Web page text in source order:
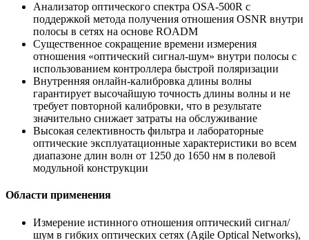
Анализатор оптического спектра OSA-500R с
поддержкой метода получения отношения OSNR внутри
полосы в сетях на основе ROADM
Существенное сокращение времени измерения
отношения «оптический сигнал-шум» внутри полосы с
использованием контроллера быстрой поляризации
Внутренняя онлайн-калибровка длины волны
гарантирует высочайшую точность длины волны и не
требует повторной калибровки, что в результате
значительно снижает затраты на обслуживание
Высокая селективность фильтра и лабораторные
оптические эксплуатационные характеристики во всем
диапазоне длин волн от 1250 до 1650 нм в полевой
модульной конструкции
Области применения
Измерение истинного отношения оптический сигнал/
шум в гибких оптических сетях (Agile Optical Networks),